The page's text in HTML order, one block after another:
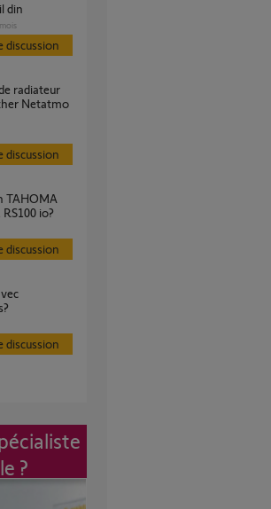
din
discussion
Netatmo
discussion
io?
discussion
discussion
?